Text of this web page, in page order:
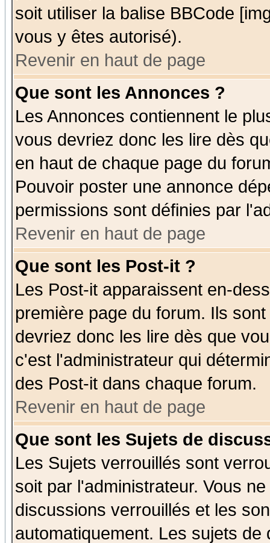
soit utiliser la balise BBCode
vous y êtes autorisé).
Revenir en haut de page
Que sont les Annonces ?
Les Annonces contiennent le
vous devriez donc les lire dès
en haut de chaque page du
Pouvoir poster une annonce
permissions sont définies par
Revenir en haut de page
Que sont les Post-it ?
Les Post-it apparaissent en-
première page du forum. Ils
devriez donc les lire dès que
c'est l'administrateur qui
des Post-it dans chaque forum.
Revenir en haut de page
Que sont les Sujets de
Les Sujets verrouillés sont
soit par l'administrateur. Vous
discussions verrouillés et les
automatiquement. Les sujets